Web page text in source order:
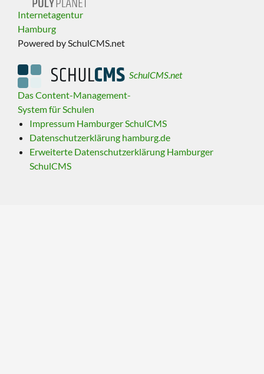
Internetagentur
Hamburg
Powered by SchulCMS.net
SchulCMS.net
Das Content-Management-
System für Schulen
Impressum Hamburger SchulCMS
Datenschutzerklärung hamburg.de
Erweiterte Datenschutzerklärung Hamburger
SchulCMS